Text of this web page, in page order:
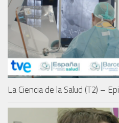
La Ciencia de la Salud (T2) –